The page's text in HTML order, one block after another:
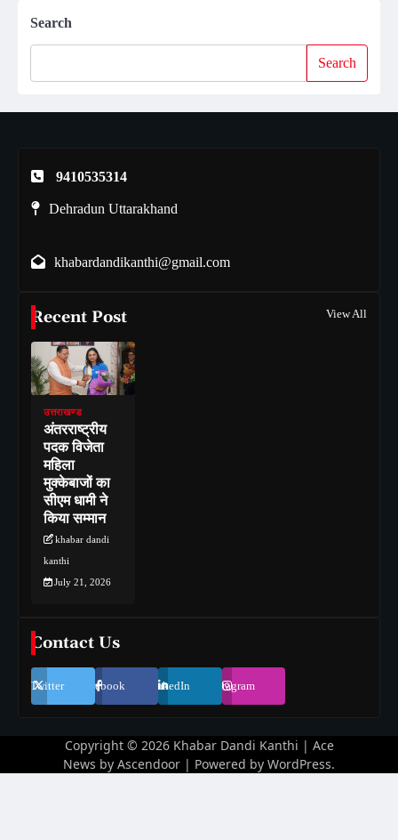
Search
Search
9410535314
Dehradun Uttarakhand
khabardandikanthi@gmail.com
Recent Post View All
उत्तराखण्ड
अंतरराष्ट्रीय
पदक विजेता
महिला
मुक्केबाजों का
सीएम धामी ने
किया सम्मान
khabar dandi
kanthi
July 21, 2026
Contact Us
Twitter Facebook LinkedIn Instagram
Copyright © 2026 Khabar Dandi Kanthi | Ace
News by Ascendoor | Powered by WordPress.